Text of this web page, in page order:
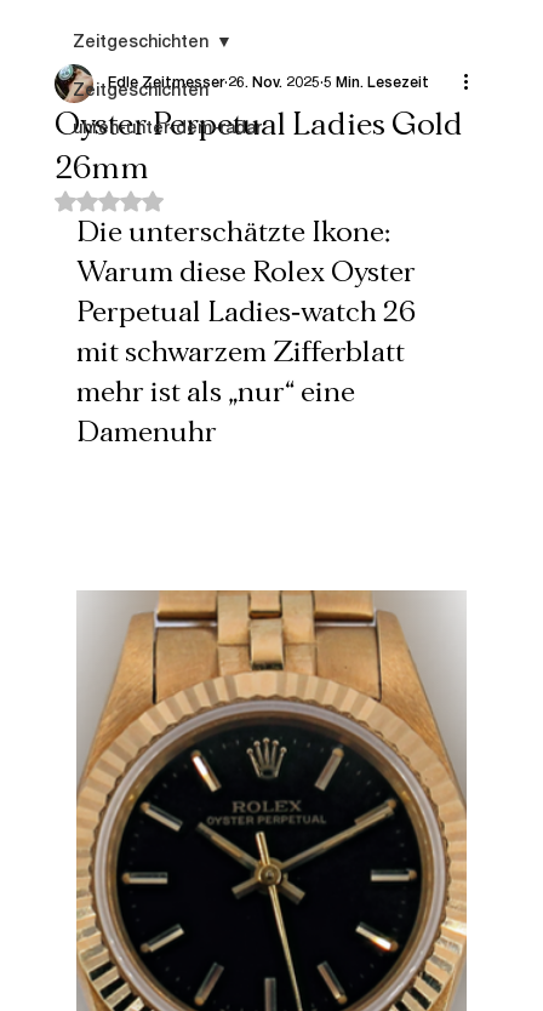
Zeitgeschichten
uhren-unter-dem-radar
Zeitgeschichten
Oyster Perpetual Ladies Gold
26mm
Edle Zeitmesser 26. Nov. 2025 5 Min. Lesezeit
Mit NaN von 5 Sternen bewertet.
Die unterschätzte Ikone:
Warum diese Rolex Oyster
Perpetual Ladies‑watch 26
mit schwarzem Zifferblatt
mehr ist als „nur“ eine
Damenuhr